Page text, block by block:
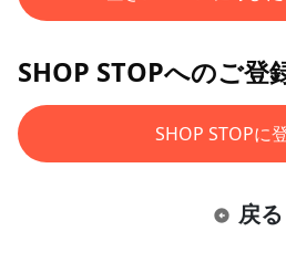
SHOP STOPへのご登
SHOP STOPに
戻る